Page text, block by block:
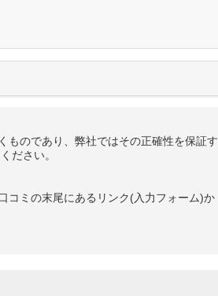
ものであり、弊社ではその正確性を保証す
ださい。
コミの末尾にあるリンク(入力フォーム)か